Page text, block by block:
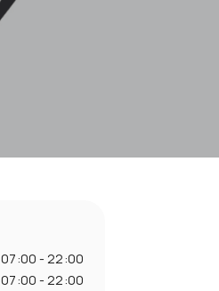
07:00 - 22:00
07:00 - 22:00